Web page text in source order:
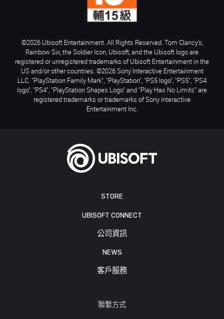
STORE
UBISOFT CONNECT
公司資訊
NEWS
客戶服務
聯繫方式
©2026 Ubisoft Entertainment. All Rights Reserved. Tom Clancy’s,
Rainbow Six, the Soldier Icon, Ubisoft, and the Ubisoft logo are
registered or unregistered trademarks of Ubisoft Entertainment in the
US and/or other countries. ©2026 Sony Interactive Entertainment
LLC. "PlayStation Family Mark", "PlayStation", "PS5 logo", "PS5", "PS4
logo", "PS4", "PlayStation Shapes Logo" and "Play Has No Limits" are
registered trademarks or trademarks of Sony Interactive
Entertainment Inc.